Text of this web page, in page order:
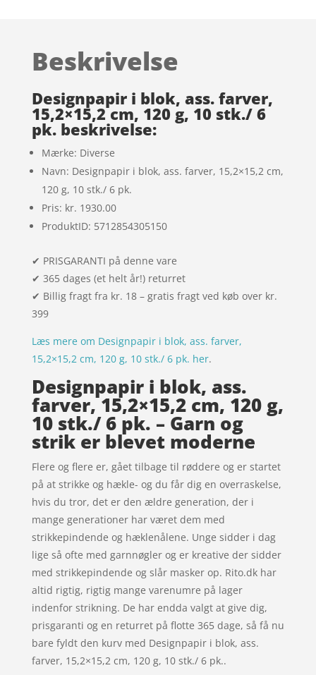
på
mmelser
Beskrivelse
Designpapir i blok, ass. farver,
15,2×15,2 cm, 120 g, 10 stk./ 6
pk. beskrivelse:
Mærke: Diverse
Navn: Designpapir i blok, ass. farver, 15,2×15,2 cm,
120 g, 10 stk./ 6 pk.
Pris: kr. 1930.00
ProduktID: 5712854305150
✔ PRISGARANTI på denne vare
✔ 365 dages (et helt år!) returret
✔ Billig fragt fra kr. 18 – gratis fragt ved køb over kr.
399
Læs mere om Designpapir i blok, ass. farver,
15,2×15,2 cm, 120 g, 10 stk./ 6 pk. her.
Designpapir i blok, ass.
farver, 15,2×15,2 cm, 120 g,
10 stk./ 6 pk. – Garn og
strik er blevet moderne
Flere og flere er, gået tilbage til røddere og er startet
på at strikke og hækle- og du får dig en overraskelse,
hvis du tror, det er den ældre generation, der i
mange generationer har været dem med
strikkepindende og hæklenålene. Unge sidder i dag
lige så ofte med garnnøgler og er kreative der sidder
med strikkepindende og slår masker op. Rito.dk har
altid rigtig, rigtig mange varenumre på lager
indenfor strikning. De har endda valgt at give dig,
prisgaranti og en returret på flotte 365 dage, så få nu
bare fyldt den kurv med Designpapir i blok, ass.
farver, 15,2×15,2 cm, 120 g, 10 stk./ 6 pk..